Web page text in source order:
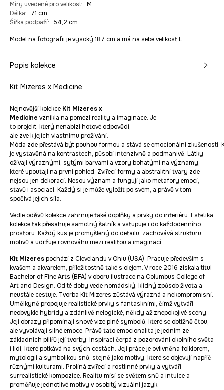
Míry uvedené pro velikost: M.
Délka:
71 cm
Šířka podpaží: 54,2 cm
Model na fotografii je vysoký 187 cm a má na sebe velikost L
Popis kolekce
Kit Mizeres x Medicine
Nejnovější kolekce Kit Mizeres x
Medicine vznikla na pomezí reality a imaginace. Je
to projekt, který nenabízí hotové odpovědi,
ale zve k jejich vlastnímu prožívání.
Móda zde přestává být pouhou formou a stává se emocionální zkušeností.
je vystavěná na kontrastech, působí intenzivně a podmanivě. Látky
ožívají výraznými, sytými barvami a vzory bohatými na významy,
které upoutají na první pohled. Zvířecí formy a abstraktní tvary zde
nejsou jen dekorací. Nesou význam a fungují jako metafory emocí,
stavů i asociací. Každý si je může vyložit po svém, a právě v tom
spočívá jejich síla.
Vedle oděvů kolekce zahrnuje také doplňky a prvky do interiéru. Estetika
kolekce tak přesahuje samotný šatník a vstupuje i do každodenního
prostoru. Každý kus je promyšlený do detailu, zachovává strukturu
motivů a udržuje rovnováhu mezi realitou a imaginací.
Kit Mizerespochází z Clevelandu v Ohiu (USA). Pracuje především s
kvašem a akvarelem, příležitostně také s olejem. V roce 2016 získala titul
Bachelor of Fine Arts (BFA) v oboru ilustrace na Columbus College of
Art and Design. Od té doby vede nomádský, klidný způsob života a
neustále cestuje. Tvorba Kit Mizeres zůstává výrazná a nekompromisní.
Umělkyně propojuje realistické prvky s fantaskními, čímž vytváří
neobvyklé hybridy a zdánlivě nelogické, někdy až znepokojivé scény.
Její obrazy připomínají snové vize plné symbolů, které se obtížně čtou,
ale vyvolávají silné emoce. Právě tato emocionalita je jedním ze
základních pilířů její tvorby. Inspiraci čerpá z pozorování okolního světa
i lidí, které potkává na svých cestách. Její práce je ovlivněna folklorem,
mytologií a symbolikou snů, stejně jako motivy, které se objevují napříč
různými kulturami. Prolíná zvířecí a rostlinné prvky a vytváří
surrealistické kompozice. Realitu mísí se světem snů a intuice a
proměňuje jednotlivé motivy v osobitý vizuální jazyk.